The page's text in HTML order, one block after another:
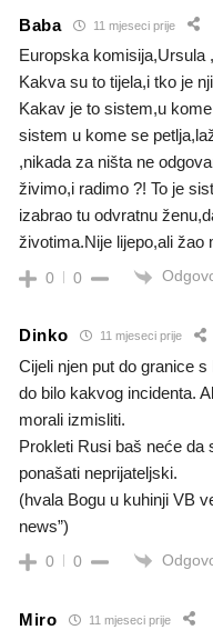
Baba 11 mjeseci prije
Europska komisija,Ursula
Kakva su to tijela,i tko je
Kakav je to sistem,u
sistem u kome se
,nikada za ništa ne
živimo,i radimo ?! To je
izabrao tu odvratnu
životima.Nije lijepo,ali žao
0 0
Dinko 11 mjeseci prije
Cijeli njen put do granice
do bilo kakvog incidenta.
morali izmisliti.
Prokleti Rusi baš neće da
ponašati neprijateljski.
(hvala Bogu u kuhinji VB
news”)
0 0
Miro 11 mjeseci prije